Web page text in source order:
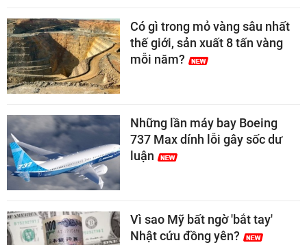
Có gì trong mỏ vàng sâu nhất
thế giới, sản xuất 8 tấn vàng
mỗi năm?
Những lần máy bay Boeing
737 Max dính lỗi gây sốc dư
luận
Vì sao Mỹ bất ngờ 'bắt tay'
Nhật cứu đồng yên?